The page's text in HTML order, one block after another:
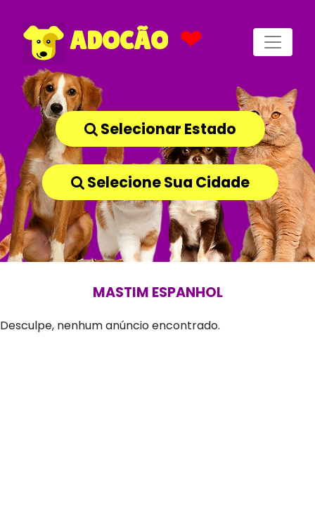
ADOCÃO ❤
Selecionar Estado
Selecione Sua Cidade
MASTIM ESPANHOL
Desculpe, nenhum anúncio encontrado.